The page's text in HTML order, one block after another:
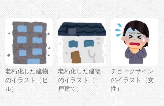
老朽化した建物
のイラスト（ビ
ル）
老朽化した建物
のイラスト（一
戸建て）
チョークサイン
のイラスト（女
性）